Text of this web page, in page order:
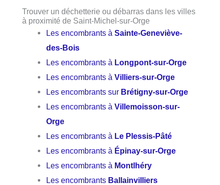
Trouver un déchetterie ou débarras dans les villes
à proximité de Saint-Michel-sur-Orge
Les encombrants àSainte-Geneviève-
des-Bois
Les encombrants à Longpont-sur-Orge
Les encombrants àVilliers-sur-Orge
Les encombrants sur Brétigny-sur-Orge
Les encombrants àVillemoisson-sur-
Orge
Les encombrants à Le Plessis-Pâté
Les encombrants à Épinay-sur-Orge
Les encombrants à Montlhéry
Les encombrants Ballainvilliers